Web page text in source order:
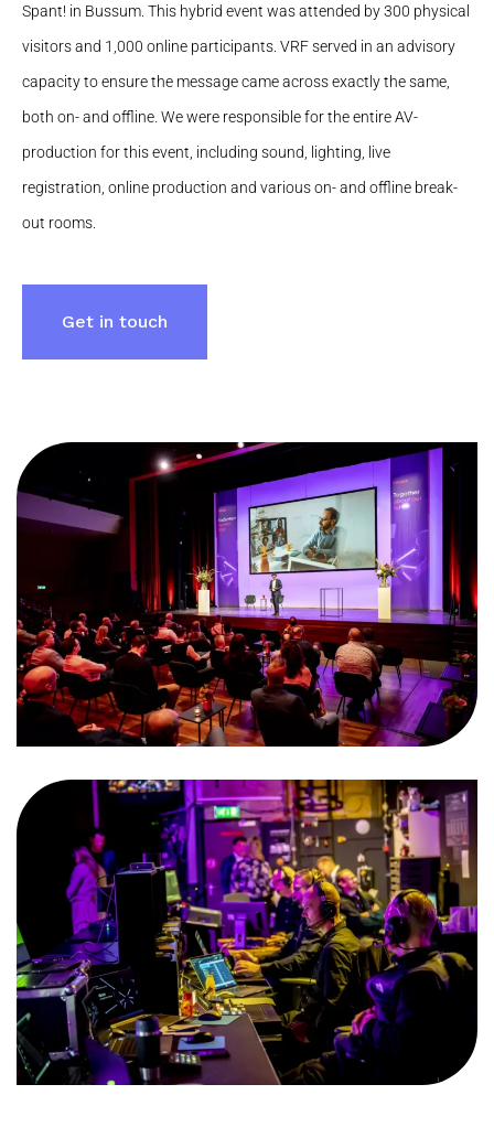
Spant! in Bussum. This hybrid event was attended by 300 physical
visitors and 1,000 online participants. VRF served in an advisory
capacity to ensure the message came acrossexactly the same
both on- and offline. We were responsible for the entire AV-
production for this event, including sound, lighting, live
registration, online production and various on- and offline break-
out rooms.
Get in touch